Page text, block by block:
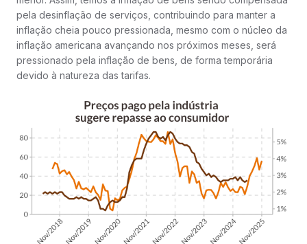
pela desinflação de serviços, contribuindo para manter a
inflação cheia pouco pressionada, mesmo com o núcleo da
inflação americana avançando nos próximos meses, será
pressionado pela inflação de bens, de forma temporária
devido à natureza das tarifas.